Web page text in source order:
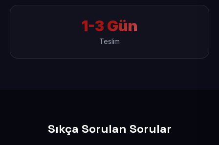
1-3 Gün
Teslim
Sıkça Sorulan Sorular